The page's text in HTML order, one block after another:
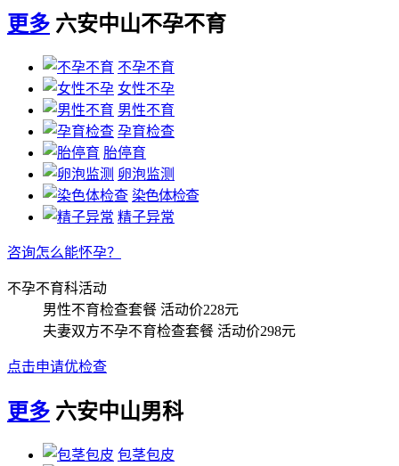
更多 六安中山不孕不育
不孕不育
女性不孕
男性不育
孕育检查
胎停育
卵泡监测
染色体检查
精子异常
咨询怎么能怀孕？
不孕不育科活动
男性不育检查套餐 活动价228元
夫妻双方不孕不育检查套餐 活动价298元
点击申请优检查
更多 六安中山男科
包茎包皮